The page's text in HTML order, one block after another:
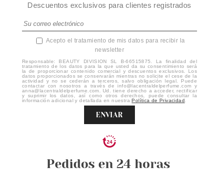
Descuentos exclusivos para clientes registrados
Acepto el tratamiento de mis datos para recibir la
newsletter
Responsable: BEAUTY DIVISION SL B-66515875. La finalidad del
tratamiento de los datos para la que usted da su consentimiento será
la de proporcionar contenido comercial y descuentos exclusivos. Los
datos proporcionados se conservarán mientras no solicite el cese de la
actividad y no se cederán a terceros, salvo obligación legal. Puede
contactar con nosotros a través de info@lacentraldelperfume.com y
anna@lacentraldelperfume.com. Ud. tiene derecho a acceder, rectificar
y suprimir los datos, así como otros derechos, puede consultar la
información adicional y detallada en nuestraPolítica de Privacidad
ENVIAR